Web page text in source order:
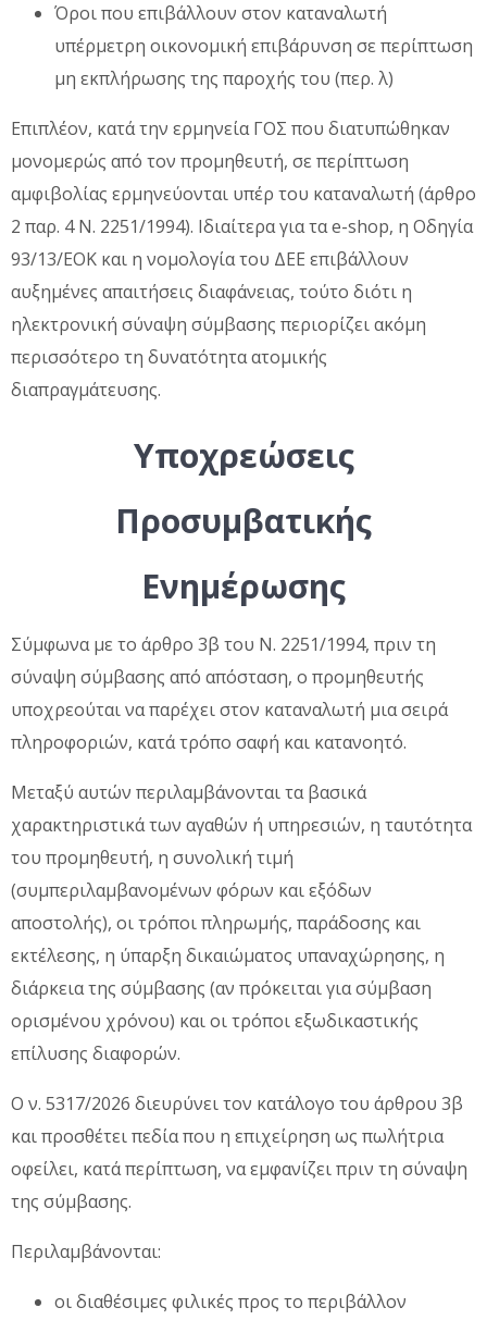
Όροι που επιβάλλουν στον καταναλωτή
υπέρμετρη οικονομική επιβάρυνση σε περίπτωση
μη εκπλήρωσης της παροχής του (περ. λ)
Επιπλέον, κατά την ερμηνεία ΓΟΣ που διατυπώθηκαν
μονομερώς από τον προμηθευτή, σε περίπτωση
αμφιβολίας ερμηνεύονται υπέρ του καταναλωτή (άρθρο
2 παρ. 4 Ν. 2251/1994). Ιδιαίτερα για τα e-shop, η Οδηγία
93/13/ΕΟΚ και η νομολογία του ΔΕΕ επιβάλλουν
αυξημένες απαιτήσεις διαφάνειας, τούτο διότι η
ηλεκτρονική σύναψη σύμβασης περιορίζει ακόμη
περισσότερο τη δυνατότητα ατομικής
διαπραγμάτευσης.
Υποχρεώσεις
Προσυμβατικής
Ενημέρωσης
Σύμφωνα με το άρθρο 3β του Ν. 2251/1994, πριν τη
σύναψη σύμβασης από απόσταση, ο προμηθευτής
υποχρεούται να παρέχει στον καταναλωτή μια σειρά
πληροφοριών, κατά τρόπο σαφή και κατανοητό.
Μεταξύ αυτών περιλαμβάνονται τα βασικά
χαρακτηριστικά των αγαθών ή υπηρεσιών, η ταυτότητα
του προμηθευτή, η συνολική τιμή
(συμπεριλαμβανομένων φόρων και εξόδων
αποστολής), οι τρόποι πληρωμής, παράδοσης και
εκτέλεσης, η ύπαρξη δικαιώματος υπαναχώρησης, η
διάρκεια της σύμβασης (αν πρόκειται για σύμβαση
ορισμένου χρόνου) και οι τρόποι εξωδικαστικής
επίλυσης διαφορών.
Ο ν. 5317/2026 διευρύνει τον κατάλογο του άρθρου 3β
και προσθέτει πεδία που η επιχείρηση ως πωλήτρια
οφείλει, κατά περίπτωση, να εμφανίζει πριν τη σύναψη
της σύμβασης.
Περιλαμβάνονται:
οι διαθέσιμες φιλικές προς το περιβάλλον